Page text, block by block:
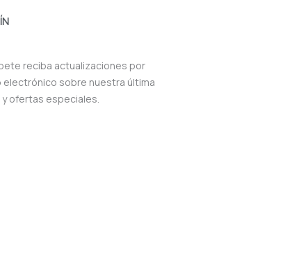
reciba actualizaciones por
electrónico sobre nuestra última
ofertas especiales.